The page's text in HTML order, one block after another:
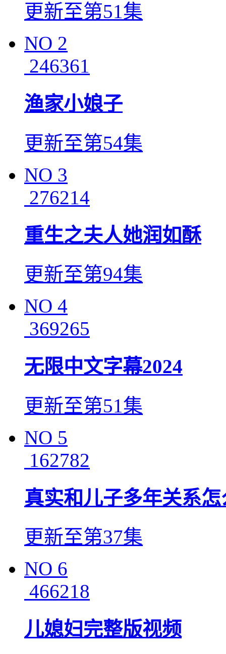
更新至第51集
NO 2
246361
渔家小娘子
更新至第54集
NO 3
276214
重生之夫人她润如酥
更新至第94集
NO 4
369265
无限中文字幕2024
更新至第51集
NO 5
162782
真实和儿子多年关系怎
更新至第37集
NO 6
466218
儿媳妇完整版视频